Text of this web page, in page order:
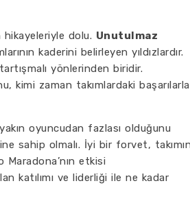
dolu. Unutulmaz
kaderini belirleyen yıldızlardır.
yönlerinden biridir.
kimi zaman takımlardaki
oyuncudan fazlası olduğunu
sahip olmalı. İyi bir forvet,
Maradona’nın etkisi
katılımı ve liderliği ile ne kadar